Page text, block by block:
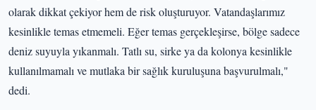
olarak dikkat çekiyor hem de risk oluşturuyor. Vatandaşlarımız
kesinlikle temas etmemeli. Eğer temas gerçekleşirse, bölge sadece
deniz suyuyla yıkanmalı. Tatlı su, sirke ya da kolonya kesinlikle
kullanılmamalı ve mutlaka bir sağlık kuruluşuna başvurulmalı,"
dedi.